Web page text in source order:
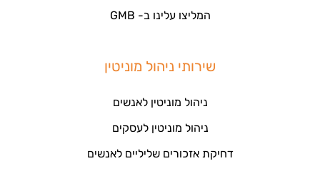
המליצו עלינו ב- GMB
שירותי ניהול מוניטין
ניהול מוניטין לאנשים
ניהול מוניטין לעסקים
דחיקת אזכורים שליליים לאנשים